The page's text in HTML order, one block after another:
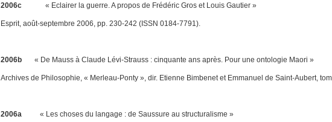
2006c « Eclairer la guerre. A propos de Frédéric Gros et Louis Gautier »
Esprit , août-septembre 2006, pp. 230-242 (ISSN 0184-7791).
2006b « De Mauss à Claude Lévi-Strauss : cinquante ans après. Pour une ontologie Maori »
Archives de Philosophie , « Merleau-Ponty », dir. Etienne Bimbenet et Emmanuel de Saint-Aubert,
2006a « Les choses du langage : de Saussure au structuralisme »